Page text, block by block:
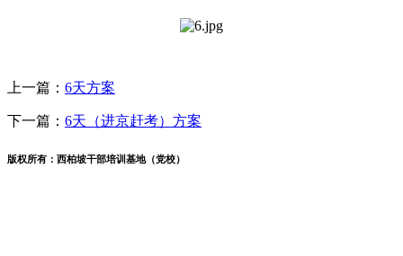
上一篇： 6天方案
下一篇： 6天（进京赶考）方案
版权所有：西柏坡干部培训基地（党校）